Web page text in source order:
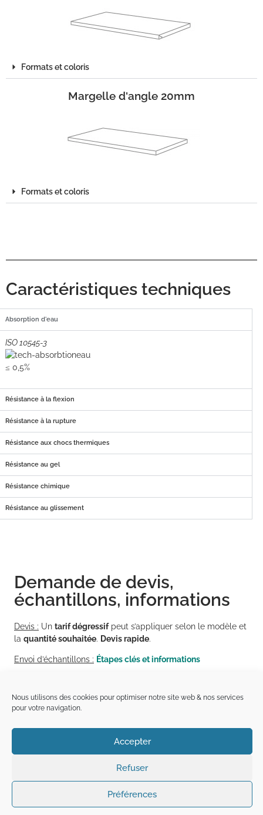
Nous utilisons des cookies pour optimiser notre site web & nos services
pour votre navigation.
Accepter
Refuser
Préférences
Formats et coloris
Margelle d'angle 20mm
Formats et coloris
Caractéristiques techniques
Absorption d'eau
ISO 10545-3
≤ 0,5%
Résistance à la flexion
Résistance à la rupture
Résistance aux chocs thermiques
Résistance au gel
Résistance chimique
Résistance au glissement
Demande de devis,
échantillons, informations
Devis : Un tarif dégressifpeut s’appliquer selon le modèle et
la quantité souhaitée. Devis rapide.
Envoi d’échantillons : Étapes clés et informations
varier de 3 à 20 jours en fonction de la disponibilité de la
référence.Livraison en Corse, DROM
prévoir.
50%
Une question ?